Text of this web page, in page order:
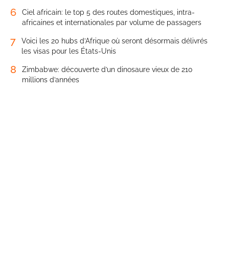
6
Ciel africain: le top 5 des routes domestiques, intra-
africaines et internationales par volume de passagers
7
Voici les 20 hubs d’Afrique où seront désormais délivrés
les visas pour les États-Unis
8
Zimbabwe: découverte d’un dinosaure vieux de 210
millions d’années